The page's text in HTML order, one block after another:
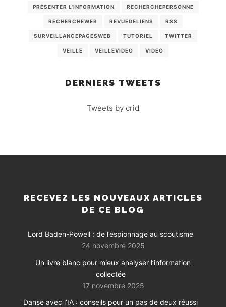
PRÉSENTER L'INFORMATION RECHERCHEPERSONNE
RECHERCHEWEB REVUEDELIENS RSS
SURVEILLANCEPAGESWEB TUTORIEL TWITTER
VEILLE VEILLEVIDEO VIDEO
DERNIERS TWEETS
Tweets by crid
RECEVEZ LES NOUVEAUX ARTICLES
DE CE BLOG
Lord Baden-Powell : de l’espionnage au scoutisme
24 novembre 2025
Un livre blanc pour mieux analyser l’information
collectée
17 novembre 2025
Danse avec l’IA : conseils pour un pas de deux réussi